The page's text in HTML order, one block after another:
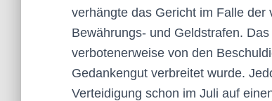
verhängte das Gericht im Falle
Bewährungs- und Geldstrafen.
verbotenerweise von den
Gedankengut verbreitet wurde.
Verteidigung schon im Juli auf